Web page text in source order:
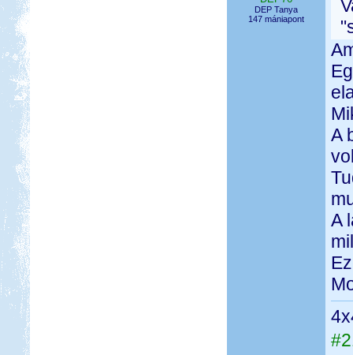
DEP Tanya
147 mániapont
A
A